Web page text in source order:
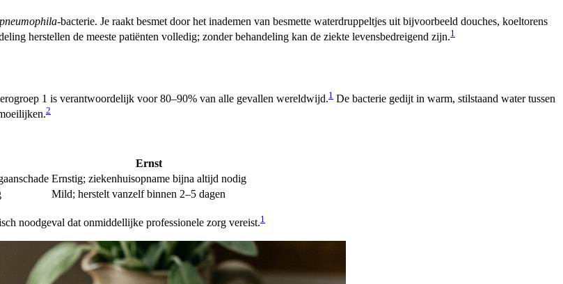
-bacterie. Je raakt besmet door het inademen van besmette waterdruppeltjes uit bijvoorbeeld douches, koeltorens
herstellen de meeste patiënten volledig; zonder behandeling kan de ziekte levensbedreigend zijn.1
1 is verantwoordelijk voor 80–90% van alle gevallen wereldwijd.1 De bacterie gedijt in warm, stilstaand water tussen
2
Ernst
Ernstig; ziekenhuisopname bijna altijd nodig
Mild; herstelt vanzelf binnen 2–5 dagen
noodgeval dat onmiddellijke professionele zorg vereist.1